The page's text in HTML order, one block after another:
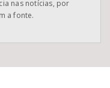
nas notícias, por
a fonte.